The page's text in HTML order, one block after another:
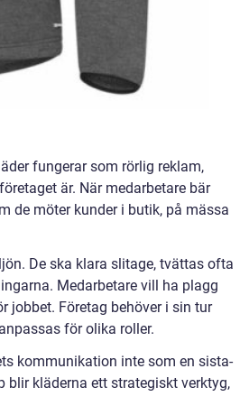
fungerar som rörlig reklam,
är. När medarbetare bär
de möter kunder i butik, på mässa
De ska klara slitage, tvättas ofta
Medarbetare vill ha plagg
jobbet. Företag behöver i sin tur
för olika roller.
kommunikation inte som en sista-
blir kläderna ett strategiskt verktyg,